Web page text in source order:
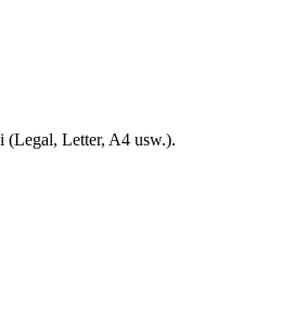
(Legal, Letter, A4 usw.).